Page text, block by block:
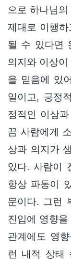
으로 하나님
제대로 이행
될 수 있다면
의지와 이상
을 믿음에 있
일이고, 긍정
정적인 이상
끔 사람에게
상과 의지가
있다. 사람이
항상 파동이
문이다. 그런
진입에 영향
관계에도 영
런 내적 상태